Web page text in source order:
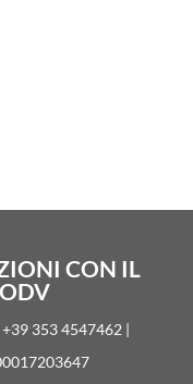
CON IL
353 4547462 |